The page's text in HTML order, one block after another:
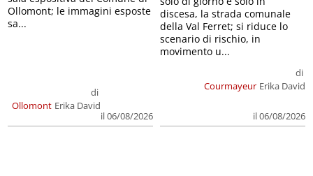
Ollomont
di
Erika David
il 06/08/2026
Ollomont; le immagini esposte
sa...
Courmayeur
di
Erika David
il 06/08/2026
discesa, la strada comunale
della Val Ferret; si riduce lo
scenario di rischio, in
movimento u...